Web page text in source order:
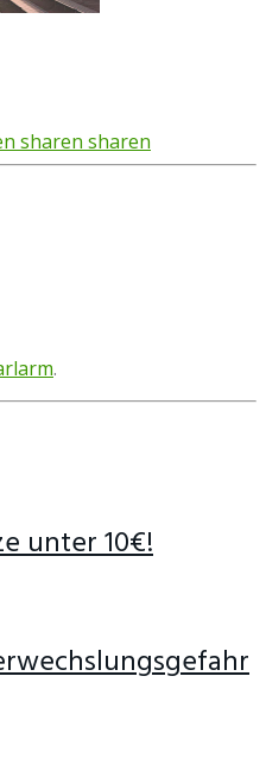
sharen sharen
.
unter 10€!